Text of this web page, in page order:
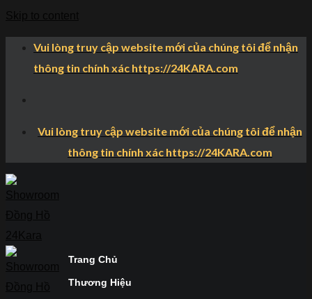
Vui lòng truy cập website mới của chúng tôi để nhận
thông tin chính xác https://24KARA.com
Vui lòng truy cập website mới của chúng tôi để nhận
thông tin chính xác https://24KARA.com
Trang Chủ
Thương Hiệu